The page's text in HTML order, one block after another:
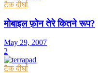
टैक दीर्घा
मोबाइल फ़ोन तेरे कितने रूप?
May 29, 2007
2
टैक दीर्घा